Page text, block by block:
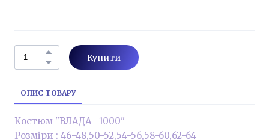
Купити
ОПИС ТОВАРУ
Костюм "ВЛАДА- 1000"
Розміри : 46-48,50-52,54-56,58-60,62-64